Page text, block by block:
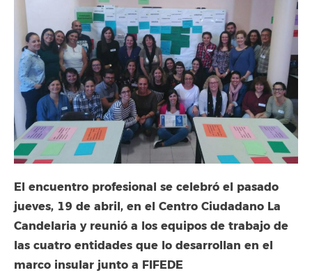
El encuentro profesional se celebró el pasado
jueves, 19 de abril, en el Centro Ciudadano La
Candelaria y reunió a los equipos de trabajo de
las cuatro entidades que lo desarrollan en el
marco insular junto a FIFEDE